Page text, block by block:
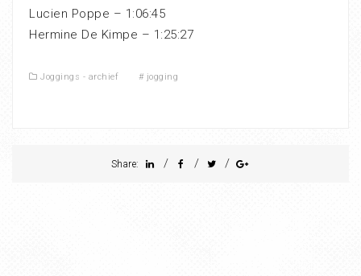
Lucien Poppe – 1:06:45
Hermine De Kimpe – 1:25:27
Joggings - archief # jogging
Share: / / /